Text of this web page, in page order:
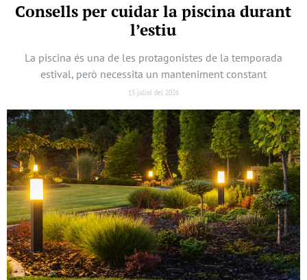
Consells per cuidar la piscina durant
l’estiu
La piscina és una de les protagonistes de la temporada
estival, però necessita un manteniment constant
15 juliol del 2026